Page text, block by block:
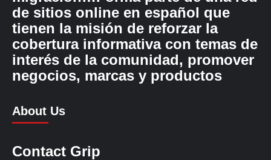
de sitios online en español que
tienen la misión de reforzar la
cobertura informativa con temas de
interés de la comunidad, promover
negocios, marcas y productos
About Us
Contact Grip